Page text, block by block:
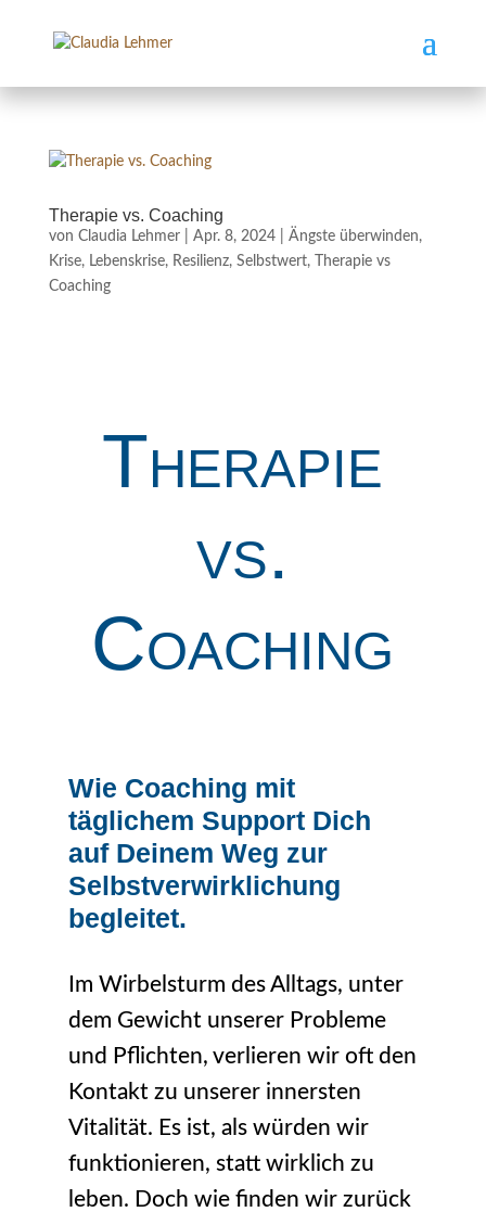
Therapie vs. Coaching
von Claudia Lehmer| Apr. 8, 2024| Ängste überwinden,
Krise, Lebenskrise, Resilienz, Selbstwert,
Therapie vs
Coaching
Therapie
vs.
Coaching
Wie Coaching mit
täglichem Support Dich
auf Deinem Weg zur
Selbstverwirklichung
begleitet.
Im Wirbelsturm des Alltags, unter
dem Gewicht unserer Probleme
und Pflichten, verlieren wir oft den
Kontakt zu unserer innersten
Vitalität. Es ist, als würden wir
funktionieren, statt wirklich zu
leben. Doch wie finden wir zurück